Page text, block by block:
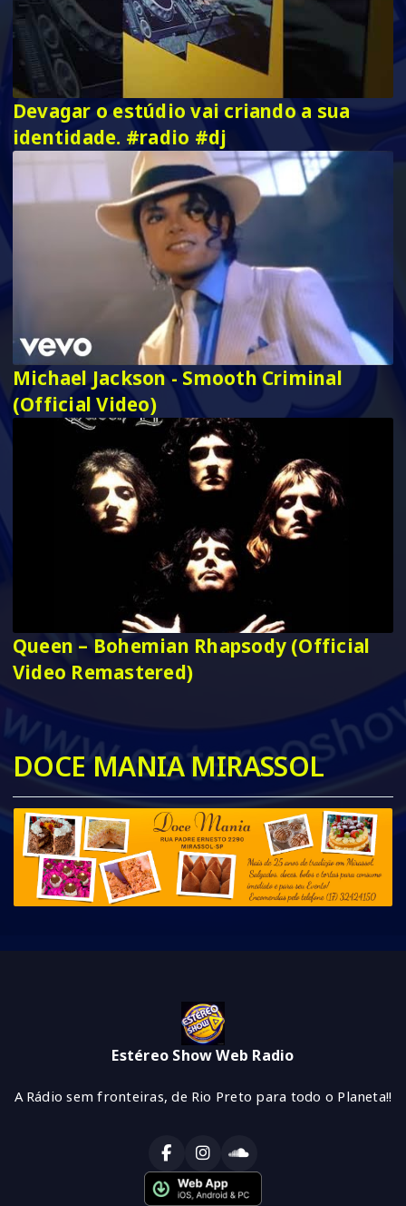
Devagar o estúdio vai criando a sua
identidade. #radio #dj
Michael Jackson - Smooth Criminal
(Official Video)
Queen – Bohemian Rhapsody (Official
Video Remastered)
DOCE MANIA MIRASSOL
Estéreo Show Web Radio
A Rádio sem fronteiras, de Rio Preto para todo o Planeta!!